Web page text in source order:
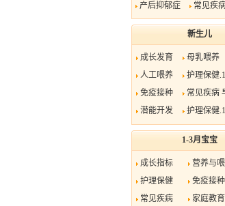
产后抑郁症
常见疾
新生儿
成长发育
母乳喂养
人工喂养
护理保健
免疫接种
常见疾病
潜能开发
护理保健
1-3月宝宝
成长指标
营养与
护理保健
免疫接种
常见疾病
家庭教育